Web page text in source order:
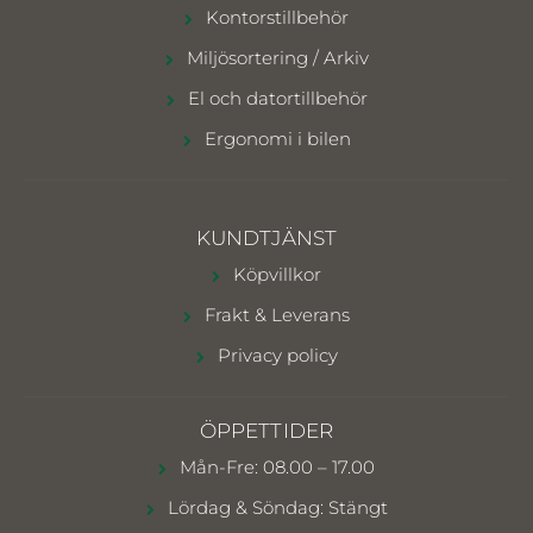
Kontorstillbehör
Miljösortering / Arkiv
El och datortillbehör
Ergonomi i bilen
KUNDTJÄNST
Köpvillkor
Frakt & Leverans
Privacy policy
ÖPPETTIDER
Mån-Fre: 08.00 – 17.00
Lördag & Söndag: Stängt